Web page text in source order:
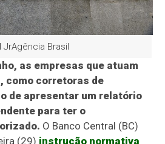
Brasil
as empresas que atuam
como corretoras de
de apresentar um relatório
para ter o
O Banco Central (BC)
(29) instrução normativa